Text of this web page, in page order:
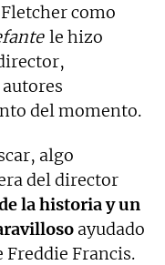
como
le hizo
del momento.
algo
del director
la historia y un
ayudado
Francis.